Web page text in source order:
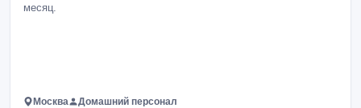
месяц.
Москва Домашний персонал